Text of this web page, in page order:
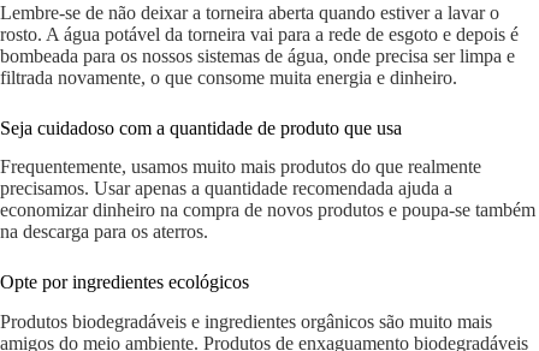
Lembre-se de não deixar a torneira aberta quando estiver a lavar o
rosto. A água potável da torneira vai para a rede de esgoto e depois é
bombeada para os nossos sistemas de água, onde precisa ser limpa e
filtrada novamente, o que consome muita energia e dinheiro.
Seja cuidadoso com a quantidade de produto que usa
Frequentemente, usamos muito mais produtos do que realmente
precisamos. Usar apenas a quantidade recomendada ajuda a
economizar dinheiro na compra de novos produtos e poupa-se também
na descarga para os aterros.
Opte por ingredientes ecológicos
Produtos biodegradáveis e ingredientes orgânicos são muito mais
amigos do meio ambiente. Produtos de enxaguamento biodegradáveis